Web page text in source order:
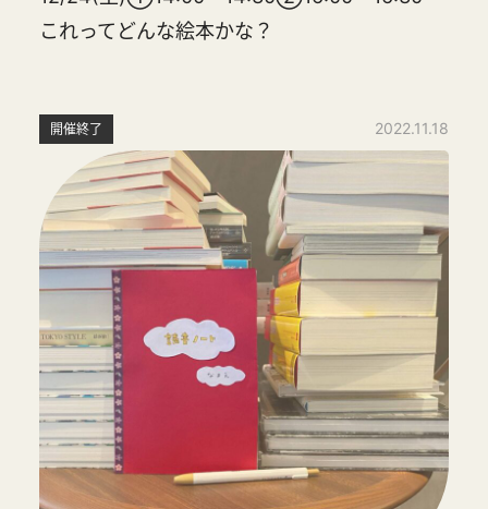
これってどんな絵本かな？
開催終了 2022.11.18